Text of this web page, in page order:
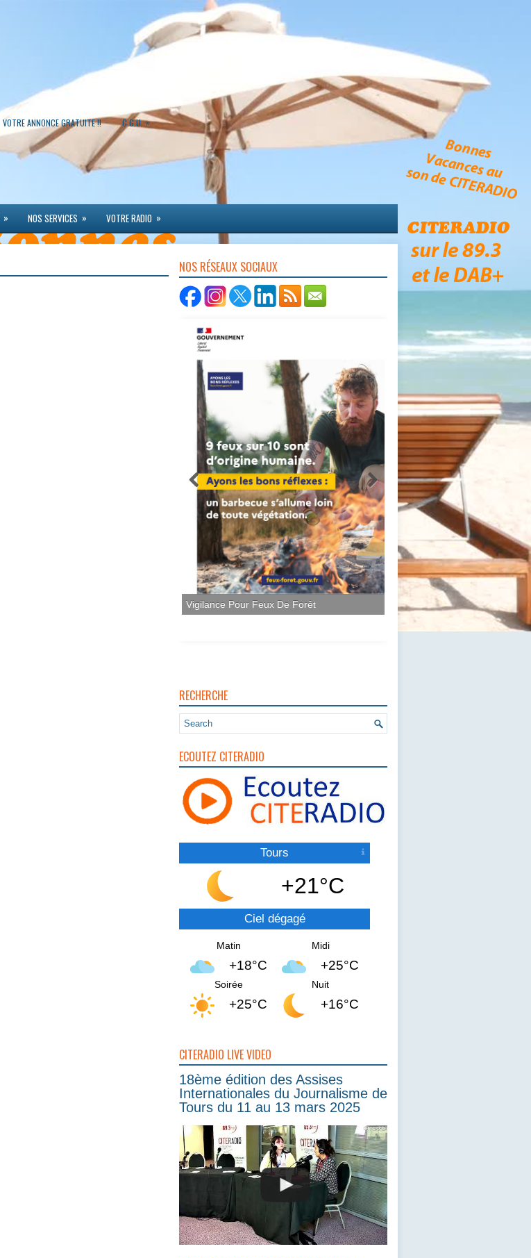
VOTRE ANNONCE GRATUITE !! C.G.U. »
» NOS SERVICES » VOTRE RADIO »
NOS RÉSEAUX SOCIAUX
Vigilance Pour Feux De Forêt
RECHERCHE
ECOUTEZ CITERADIO
Tours
+21°C
Ciel dégagé
Matin
+18°C
Midi
+25°C
Soirée
+25°C
Nuit
+16°C
CITERADIO LIVE VIDEO
18ème édition des Assises
Internationales du Journalisme de
Tours du 11 au 13 mars 2025